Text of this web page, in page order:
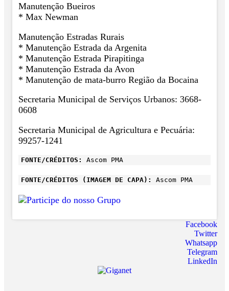
Manutenção Bueiros
* Max Newman
Manutenção Estradas Rurais
* Manutenção Estrada da Argenita
* ⁠Manutenção Estrada Pirapitinga
* ⁠Manutenção Estrada da Avon
* ⁠Manutenção de mata-burro Região da Bocaina
Secretaria Municipal de Serviços Urbanos: 3668-
0608
Secretaria Municipal de Agricultura e Pecuária:
99257-1241
FONTE/CRÉDITOS: Ascom PMA
FONTE/CRÉDITOS (IMAGEM DE CAPA): Ascom PMA
Facebook
Twitter
Whatsapp
Telegram
LinkedIn